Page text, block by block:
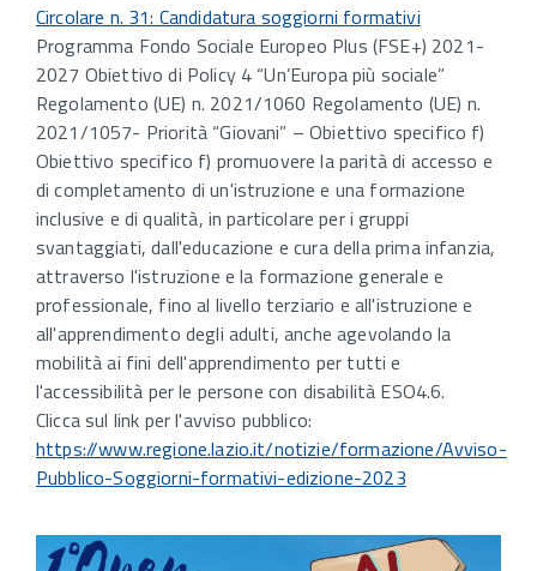
Circolare n. 31: Candidatura soggiorni formativi
Programma Fondo Sociale Europeo Plus (FSE+) 2021-
2027 Obiettivo di Policy 4 “Un’Europa più sociale”
Regolamento (UE) n. 2021/1060 Regolamento (UE) n.
2021/1057- Priorità “Giovani” – Obiettivo specifico f)
Obiettivo specifico f) promuovere la parità di accesso e
di completamento di un'istruzione e una formazione
inclusive e di qualità, in particolare per i gruppi
svantaggiati, dall'educazione e cura della prima infanzia,
attraverso l'istruzione e la formazione generale e
professionale, fino al livello terziario e all'istruzione e
all'apprendimento degli adulti, anche agevolando la
mobilità ai fini dell'apprendimento per tutti e
l'accessibilità per le persone con disabilità ESO4.6.
Clicca sul link per l'avviso pubblico:
https://www.regione.lazio.it/notizie/formazione/Avviso-
Pubblico-Soggiorni-formativi-edizione-2023